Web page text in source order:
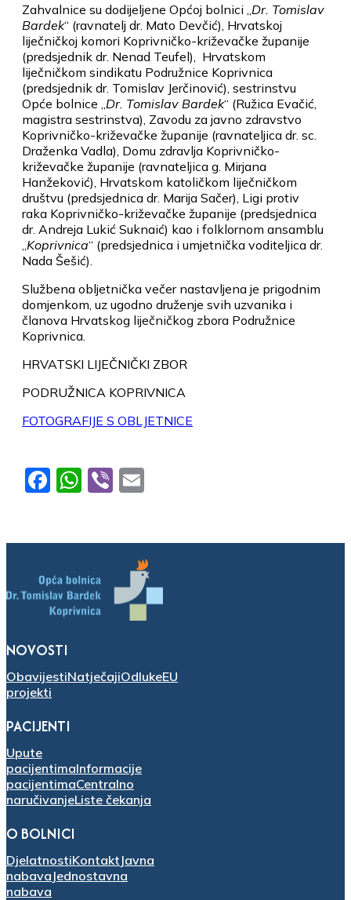
Zahvalnice su dodijeljene Općoj bolnici „ Dr. Tomislav
Bardek“ (ravnatelj dr. Mato Devčić), Hrvatskoj
liječničkoj komori Koprivničko-križevačke županije
(predsjednik dr. Nenad Teufel), Hrvatskom
liječničkom sindikatu Podružnice Koprivnica
(predsjednik dr. Tomislav Jerčinović), sestrinstvu
Opće bolnice „ Dr. Tomislav Bardek“ (Ružica Evačić,
magistra sestrinstva), Zavodu za javno zdravstvo
Koprivničko-križevačke županije (ravnateljica dr. sc.
Draženka Vadla), Domu zdravlja Koprivničko-
križevačke županije (ravnateljica g. Mirjana
Hanžeković), Hrvatskom katoličkom liječničkom
društvu (predsjednica dr. Marija Sačer), Ligi protiv
raka Koprivničko-križevačke županije (predsjednica
dr. Andreja Lukić Suknaić) kao i folklornom ansamblu
Koprivnica“ (predsjednica i umjetnička voditeljica dr.
Nada Šešić).
Službena obljetnička večer nastavljena je prigodnim
domjenkom, uz ugodno druženje svih uzvanika i
članova Hrvatskog liječničkog zbora Podružnice
Koprivnica.
HRVATSKI LIJEČNIČKI ZBOR
PODRUŽNICA KOPRIVNICA
FOTOGRAFIJE S OBLJETNICE
Facebook
WhatsApp
Viber
NOVOSTI
ObavijestiNatječajiOdlukeEU
projekti
PACIJENTI
Upute
pacijentimaInformacije
pacijentimaCentralno
naručivanjeListe čekanja
O BOLNICI
DjelatnostiKontakt Javna
nabava Jednostavna
nabava